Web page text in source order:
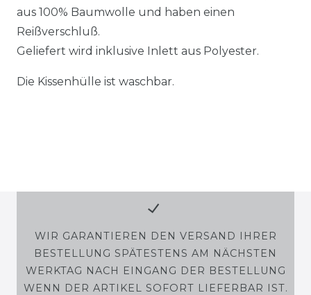
aus 100% Baumwolle und haben einen
Reißverschluß.
Geliefert wird inklusive Inlett aus Polyester.
Die Kissenhülle ist waschbar.
WIR GARANTIEREN DEN VERSAND IHRER
BESTELLUNG SPÄTESTENS AM NÄCHSTEN
WERKTAG NACH EINGANG DER BESTELLUNG
WENN DER ARTIKEL SOFORT LIEFERBAR IST.